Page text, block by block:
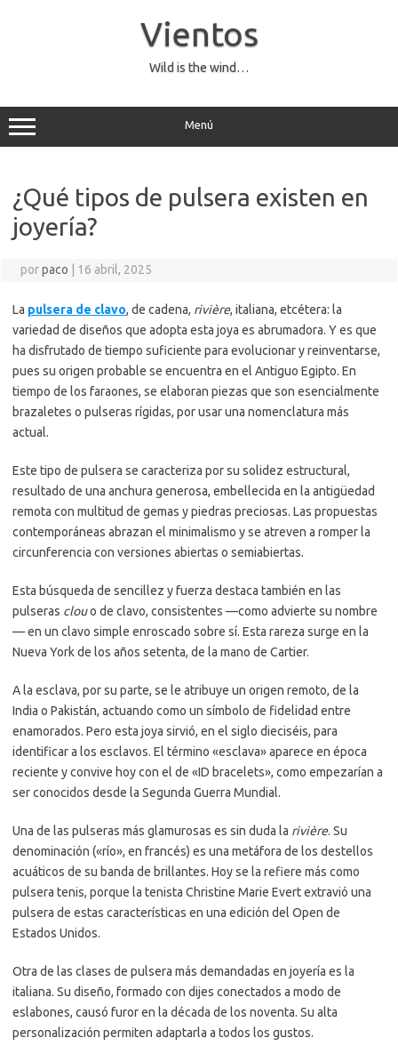
Vientos
Wild is the wind…
Menú
¿Qué tipos de pulsera existen en
joyería?
porpaco 16 abril, 2025
La pulsera de clavo, de cadena, rivière, italiana, etcétera: la
variedad de diseños que adopta esta joya es abrumadora. Y es que
ha disfrutado de tiempo suficiente para evolucionar y reinventarse,
pues su origen probable se encuentra en el Antiguo Egipto. En
tiempo de los faraones, se elaboran piezas que son esencialmente
brazaletes o pulseras rígidas, por usar una nomenclatura más
actual.
Este tipo de pulsera se caracteriza por su solidez estructural,
resultado de una anchura generosa, embellecida en la antigüedad
remota con multitud de gemas y piedras preciosas. Las propuestas
contemporáneas abrazan el minimalismo y se atreven a romper la
circunferencia con versiones abiertas o semiabiertas.
Esta búsqueda de sencillez y fuerza destaca también en las
pulseras clouo de clavo, consistentes —como advierte su nombre
— en un clavo simple enroscado sobre sí. Esta rareza surge en la
Nueva York de los años setenta, de la mano de Cartier.
A la esclava, por su parte, se le atribuye un origen remoto, de la
India o Pakistán, actuando como un símbolo de fidelidad entre
enamorados. Pero esta joya sirvió, en el siglo dieciséis, para
identificar a los esclavos. El término «esclava» aparece en época
reciente y convive hoy con el de «ID bracelets», como empezarían a
ser conocidos desde la Segunda Guerra Mundial.
Una de las pulseras más glamurosas es sin duda la rivière. Su
denominación («río», en francés) es una metáfora de los destellos
acuáticos de su banda de brillantes. Hoy se la refiere más como
pulsera tenis, porque la tenista Christine Marie Evert extravió una
pulsera de estas características en una edición del Open de
Estados Unidos.
Otra de las clases de pulsera más demandadas en joyería es la
italiana. Su diseño, formado con dijes conectados a modo de
eslabones, causó furor en la década de los noventa. Su alta
personalización permiten adaptarla a todos los gustos.